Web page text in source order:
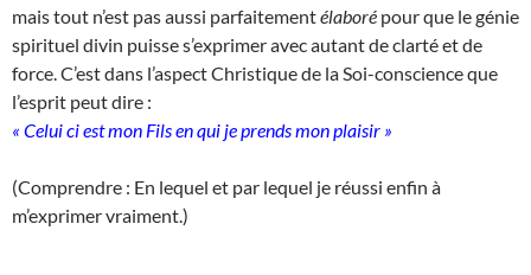
mais tout n’est pas aussi parfaitementélaboré pour que le génie
spirituel divin puisse s’exprimer avec autant de clarté et de
force. C’est dans l’aspect Christique de la Soi-conscience que
l’esprit peut dire :
« Celui ci est mon Fils en qui je prends mon plaisir »
(Comprendre : En lequel et par lequel je réussi enfin à
m’exprimer vraiment.)